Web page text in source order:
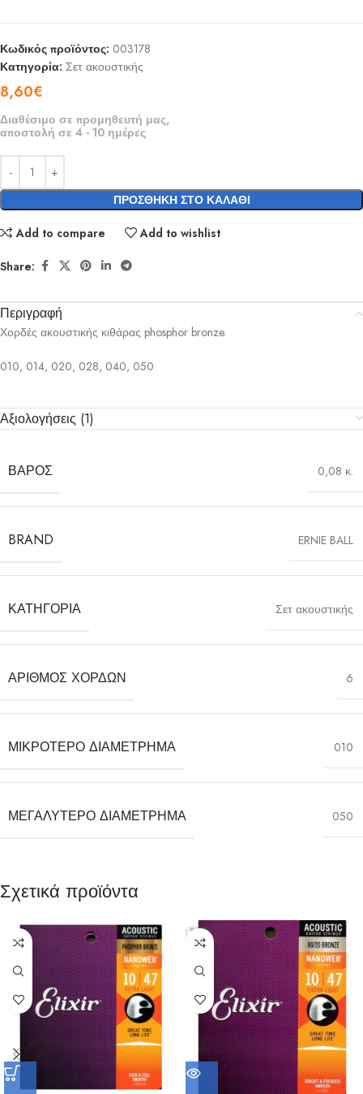
Κωδικός προϊόντος: 003178
Κατηγορία: Σετ ακουστικής
8,60€
Διαθέσιμο σε προμηθευτή μας,
αποστολή σε 4 - 10 ημέρες
ΠΡΟΣΘΉΚΗ ΣΤΟ ΚΑΛΆΘΙ
Add to compare Add to wishlist
Share:
Περιγραφή
Χορδές ακουστικής κιθάρας phosphor bronze.
010, 014, 020, 028, 040, 050
Αξιολογήσεις (1)
ΒΆΡΟΣ 0,08 κ.
BRAND ERNIE BALL
ΚΑΤΗΓΟΡΊΑ Σετ ακουστικής
ΑΡΙΘΜΌΣ ΧΟΡΔΏΝ 6
ΜΙΚΡΌΤΕΡΟ ΔΙΑΜΈΤΡΗΜΑ 010
ΜΕΓΑΛΎΤΕΡΟ ΔΙΑΜΈΤΡΗΜΑ 050
Σχετικά προϊόντα